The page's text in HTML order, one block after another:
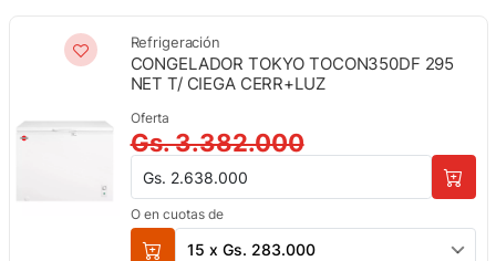
Refrigeración
CONGELADOR TOKYO TOCON350DF 295
NET T/ CIEGA CERR+LUZ
Oferta
Gs. 3.382.000
Gs. 2.638.000
O en cuotas de
15 x Gs. 283.000